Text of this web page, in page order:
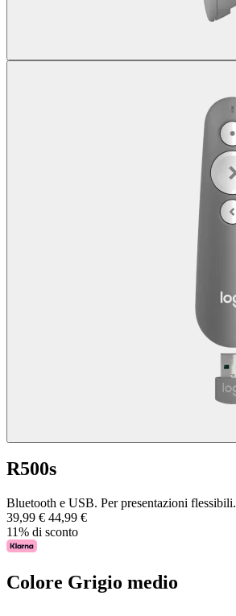
R500s
Bluetooth e USB. Per presentazioni flessibili.
39,99 € 44,99 €
11% di sconto
Colore Grigio medio